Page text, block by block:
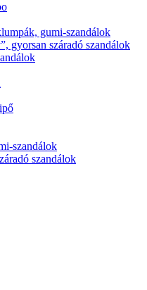
gumi-szandálok
gyorsan száradó szandálok
szandálok
szandálok